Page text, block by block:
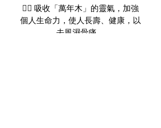
👉🏻 吸收「萬年木」的靈氣，加強
個人生命力，使人長壽、健康，以
去風濕骨痛。